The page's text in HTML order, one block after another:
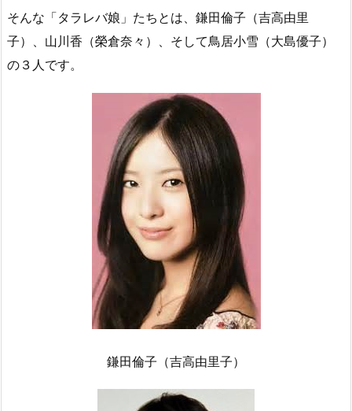
そんな「タラレバ娘」たちとは、鎌田倫子（吉高由里
子）、山川香（榮倉奈々）、そして鳥居小雪（大島優子）
の３人です。
鎌田倫子（吉高由里子）